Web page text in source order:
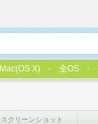
スクリーンショット
Mac(OS X) 全OS